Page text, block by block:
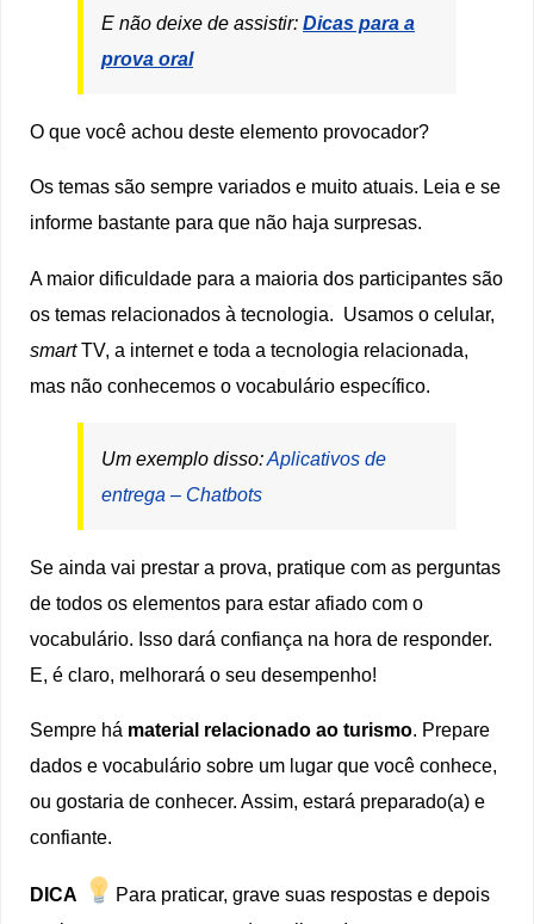
E não deixe de assistir:Dicas para a
prova oral
O que você achou deste elemento provocador?
Os temas são sempre variados e muito atuais. Leia e se
informe bastante para que não haja surpresas.
A maior dificuldade para a maioria dos participantes são
os temas relacionados à tecnologia. Usamos o celular,
smartTV, a internet e toda a tecnologia relacionada,
mas não conhecemos o vocabulário específico.
Um exemplo disso:Aplicativos de
entrega – Chatbots
Se ainda vai prestar a prova, pratique com as perguntas
de todos os elementos para estar afiado com o
vocabulário. Isso dará confiança na hora de responder.
E, é claro, melhorará o seu desempenho!
Sempre há material relacionado ao turismo. Prepare
dados e vocabulário sobre um lugar que você conhece,
ou gostaria de conhecer. Assim, estará preparado(a) e
confiante.
DICA
Para praticar, grave suas respostas e depois